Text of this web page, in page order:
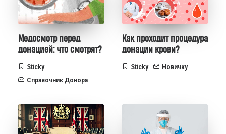
Медосмотр перед
донацией: что смотрят?
Sticky
Справочник Донора
Как проходит процедура
донации крови?
Sticky Новичку